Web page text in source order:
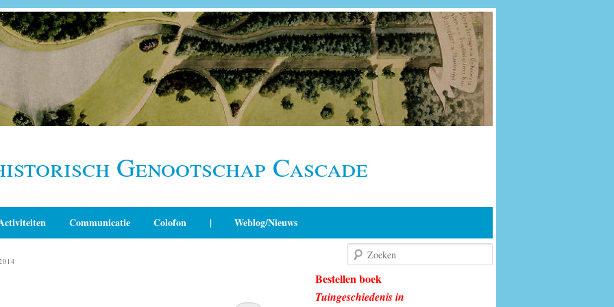
Genootschap Cascade
Communicatie Colofon | Weblog/Nieuws
Bestellen boek
Tuingeschiedenis in